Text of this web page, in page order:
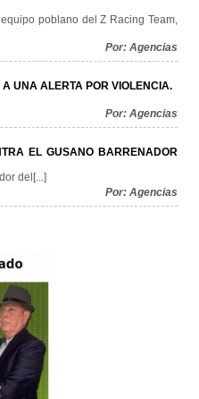
poblano del Z Racing Team,
Por: Agencias
UNA ALERTA POR VIOLENCIA.
Por: Agencias
EL GUSANO BARRENADOR
del[...]
Por: Agencias